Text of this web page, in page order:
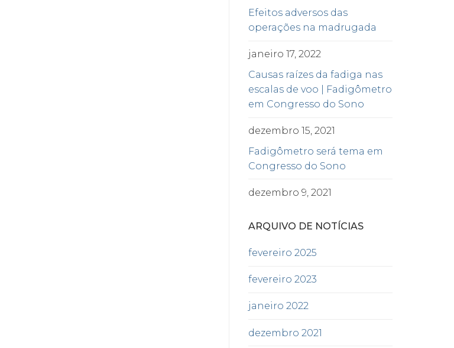
Efeitos adversos das
operações na madrugada
janeiro 17, 2022
Causas raízes da fadiga nas
escalas de voo | Fadigômetro
em Congresso do Sono
dezembro 15, 2021
Fadigômetro será tema em
Congresso do Sono
dezembro 9, 2021
ARQUIVO DE NOTÍCIAS
fevereiro 2025
fevereiro 2023
janeiro 2022
dezembro 2021